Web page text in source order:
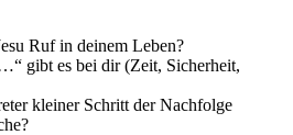
Ruf in deinem Leben?
gibt es bei dir (Zeit, Sicherheit,
kleiner Schritt der Nachfolge